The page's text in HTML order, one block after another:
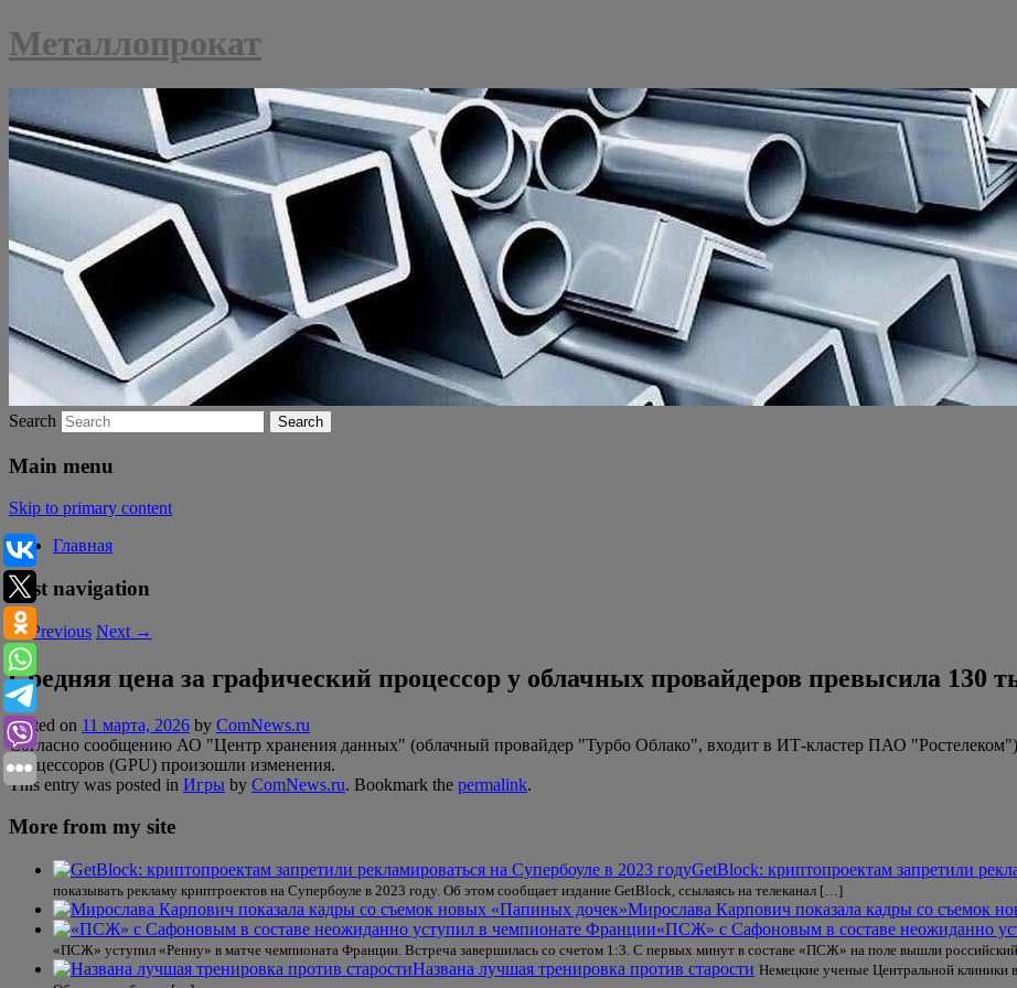
Металлопрокат
Search
Main menu
Skip to primary content
Главная
Post navigation
←Previous Next →
Средняя цена за графический процессор у облачных провайдеров превысила 130
Posted on 11 марта, 2026 by ComNews.ru
Согласно сообщению АО "Центр хранения данных" (облачный провайдер "Турбо Облако", входит в ИТ-кластер ПАО
процессоров (GPU) произошли изменения.
This entry was posted in Игры by ComNews.ru. Bookmark the permalink.
More from my site
GetBlock: криптопроектам запретили
показывать рекламу криптроектов на Супербоуле в 2023 году. Об этом сообщает издание GetBlock, ссылаясь на телеканал […]
Мирослава Карпович показала кадры со съемок
«ПСЖ» с Сафоновым в составе неожиданно
«ПСЖ» уступил «Ренну» в матче чемпионата Франции. Встреча завершилась со счетом 1:3. С первых минут в составе «ПСЖ» на поле вышли
Названа лучшая тренировка против старости Немецкие ученые Центральной клиники